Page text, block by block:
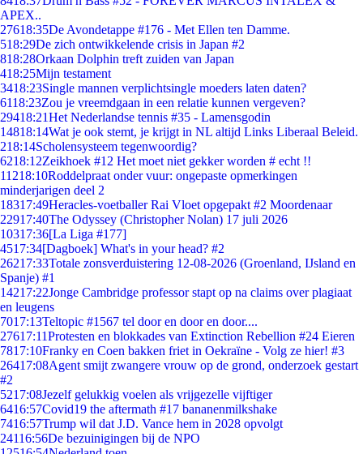
APEX..
27618:35De Avondetappe #176 - Met Ellen ten Damme.
518:29De zich ontwikkelende crisis in Japan #2
818:28Orkaan Dolphin treft zuiden van Japan
418:25Mijn testament
3418:23Single mannen verplichtsingle moeders laten daten?
6118:23Zou je vreemdgaan in een relatie kunnen vergeven?
29418:21Het Nederlandse tennis #35 - Lamensgodin
14818:14Wat je ook stemt, je krijgt in NL altijd Links Liberaal Beleid.
218:14Scholensysteem tegenwoordig?
6218:12Zeikhoek #12 Het moet niet gekker worden # echt !!
11218:10Roddelpraat onder vuur: ongepaste opmerkingen
minderjarigen deel 2
18317:49Heracles-voetballer Rai Vloet opgepakt #2 Moordenaar
22917:40The Odyssey (Christopher Nolan) 17 juli 2026
10317:36[La Liga #177]
4517:34[Dagboek] What's in your head? #2
26217:33Totale zonsverduistering 12-08-2026 (Groenland, IJsland en
Spanje) #1
14217:22Jonge Cambridge professor stapt op na claims over plagiaat
en leugens
7017:13Teltopic #1567 tel door en door en door....
27617:11Protesten en blokkades van Extinction Rebellion #24 Eieren
7817:10Franky en Coen bakken friet in Oekraïne - Volg ze hier! #3
26417:08Agent smijt zwangere vrouw op de grond, onderzoek gestart
#2
5217:08Jezelf gelukkig voelen als vrijgezelle vijftiger
6416:57Covid19 the aftermath #17 bananenmilkshake
7416:57Trump wil dat J.D. Vance hem in 2028 opvolgt
24116:56De bezuinigingen bij de NPO